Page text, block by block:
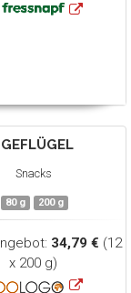
Snacks
80 g 200 g
34,79 € (12
x 200 g)